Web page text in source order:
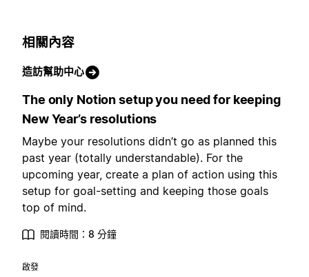
相關內容
造訪幫助中心
The only Notion setup you need for keeping
New Year’s resolutions
Maybe your resolutions didn’t go as planned this
past year (totally understandable). For the
upcoming year, create a plan of action using this
setup for goal-setting and keeping those goals
top of mind.
閱讀時間：8 分鐘
啟發